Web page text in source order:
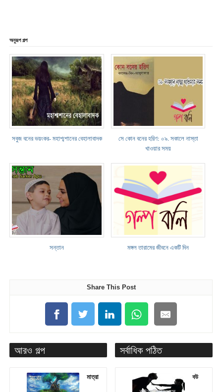
অনুরূপ গল্প
সবুজ বনের ভয়ংকর- মহাশ্মশানের বেহালাবাদক
সে কোন বনের হরিণ: ০৯. সকালে নাস্তা
খাওয়ার সময়
সন্তান মঙ্গল তারামের জীবনে একটি দিন
Share This Post
আরও গল্প
মাত্রা
সর্বাধিক পঠিত
বউ